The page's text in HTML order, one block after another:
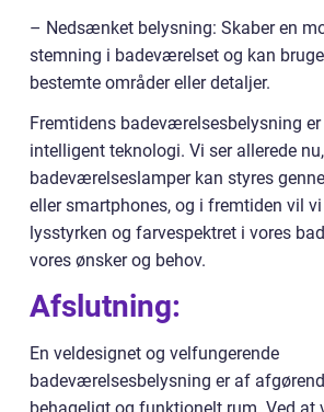
– Nedsænket belysning: Skaber en
stemning i badeværelset og kan
bestemte områder eller detaljer.
Fremtidens badeværelsesbelysning
intelligent teknologi. Vi ser allerede
badeværelseslamper kan styres
eller smartphones, og i fremtiden vil
lysstyrken og farvespektret i vores
vores ønsker og behov.
Afslutning:
En veldesignet og velfungerende
badeværelsesbelysning er af